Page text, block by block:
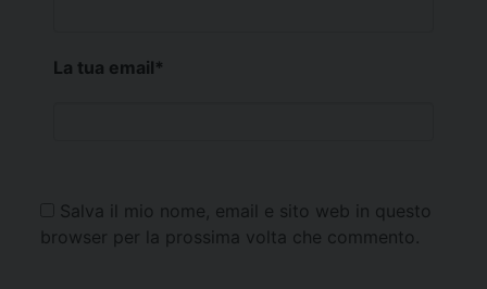
La tua email*
Salva il mio nome, email e sito web in questo
browser per la prossima volta che commento.